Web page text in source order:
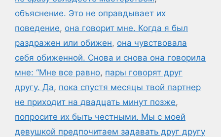
объяснение. Это не оправдывает их
поведение, она говорит мне. Когда я был
раздражен или обижен, она чувствовала
себя обиженной. Снова и снова она говорила
мне: “Мне все равно, пары говорят друг
другу. Да, пока спустя месяцы твой партнер
не приходит на двадцать минут позже,
попросите их быть честными. Мы с моей
девушкой предпочитаем задавать друг другу